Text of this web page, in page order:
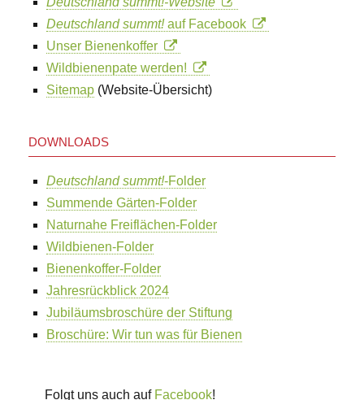
Deutschland summt!auf Facebook
Unser Bienenkoffer
Wildbienenpate werden!
Sitemap (Website-Übersicht)
DOWNLOADS
Deutschland summt!-Folder
Summende Gärten-Folder
Naturnahe Freiflächen-Folder
Wildbienen-Folder
Bienenkoffer-Folder
Jahresrückblick 2024
Jubiläumsbroschüre der Stiftung
Broschüre: Wir tun was für Bienen
Folgt uns auch auf Facebook!